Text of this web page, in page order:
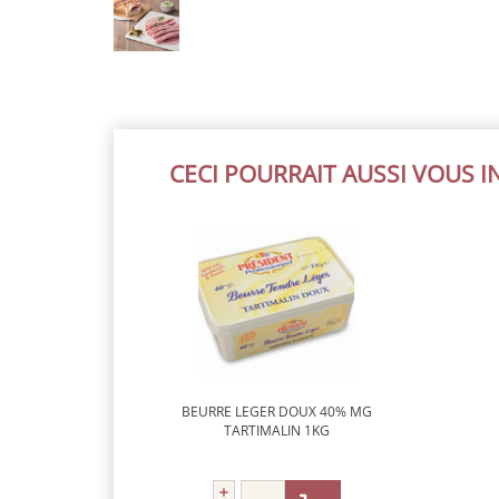
CECI POURRAIT AUSSI VOUS
BEURRE LEGER DOUX 40% MG
TARTIMALIN 1KG